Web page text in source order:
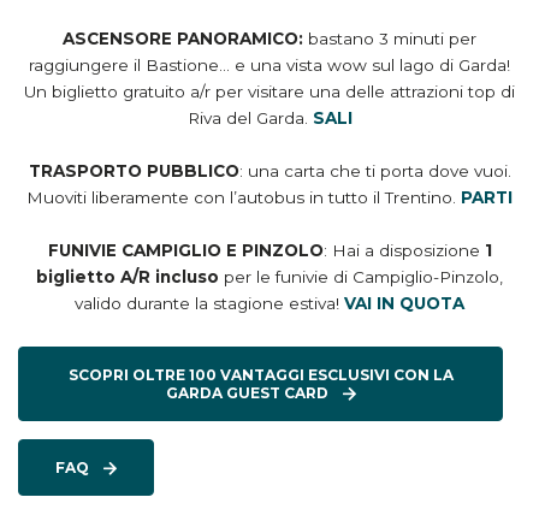
ASCENSORE PANORAMICO: bastano 3 minuti per
raggiungere il Bastione… e una vista wow sul lago di Garda!
Un biglietto gratuito a/r per visitare una delle attrazioni top di
Riva del Garda. SALI
TRASPORTO PUBBLICO: una carta che ti porta dove vuoi.
Muoviti liberamente con l’autobus in tutto il Trentino. PARTI
FUNIVIE CAMPIGLIO E PINZOLO: Hai a disposizione 1
biglietto A/R incluso per le funivie di Campiglio-Pinzolo,
valido durante la stagione estiva! VAI IN QUOTA
SCOPRI OLTRE 100 VANTAGGI ESCLUSIVI CON LA
GARDA GUEST CARD
FAQ